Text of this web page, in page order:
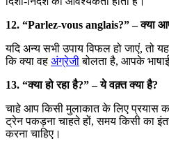
12. “Parlez-vous anglais?” – क्या
यदि अन्य सभी उपाय विफल हो जाएं, तो
कि क्या वह अंग्रेजीबोलता है, आपके
13. “क्या हो रहा है?” – ये वक़्त क्या है?
चाहे आप किसी मुलाकात के लिए प्रयास
ट्रेन पकड़ना चाहते हों, समय किसी का
करना चाहिए।